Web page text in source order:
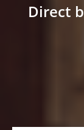
Direct